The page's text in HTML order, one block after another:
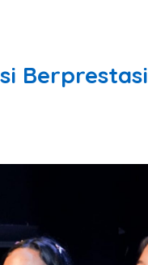
Berprestasi